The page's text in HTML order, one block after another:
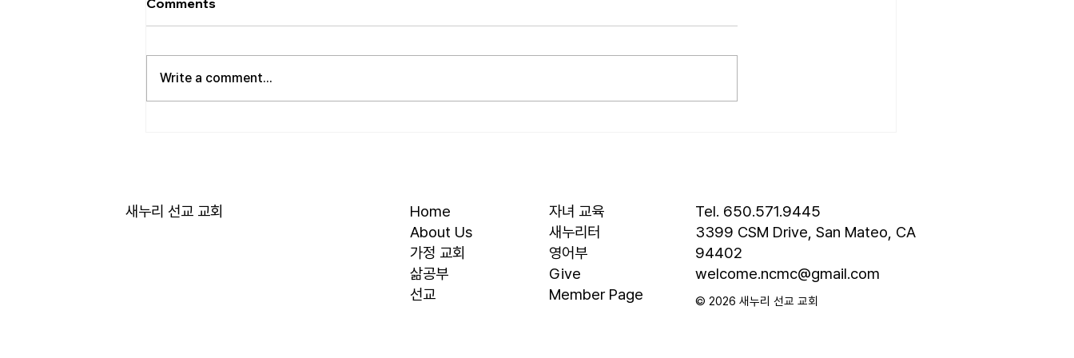
• 성만찬 오늘 예배중에 있습니다.
의회 모임 8월 11일 화요일 오전 11
시에 저희 교회에서 호스트 합니
아버님을 뵈러 텍사스에 이번 수요
일부터 토요일까지
• 서대석 목자 단기 선교 8월 1일부
등록 평신도 세미나가 어스틴 늘푸
• 교회 협의회 오늘 오후 3:45분경
에 교회 2층
• 박성훈 성도 단기 선교 7월 24일
뒷풀이 모임 오늘 오후 4시경에 교
사항은 가정교회
Comments
Write a comment...
Home
About Us
​가정 교회
​삶공부
​선교
자녀 교육
새누리터
영어부
Give
Member Page
Tel. 650.571.9445
3399 CSM Drive, San Mateo, CA
94402
welcome.ncmc@gmail.com
© 2026 새누리 선교 교회
새누리 선교 교회